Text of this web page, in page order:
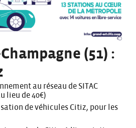
(51) :
au réseau de SITAC
lieu de 40€)
de véhicules Citiz, pour les